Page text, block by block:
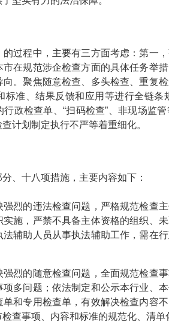
程中，主要有三方面考虑：第一，
在规范涉企检查方面的具体任务举
。聚焦随意检查、多头检查、重复
标准、结果反馈和应用等进行全链
行政检查单、“扫码检查”、非现场监
计划制定执行不严等着重细化。
十八项措施，主要内容如下：
的违法检查问题，严格规范检查主
施，严禁不具备主体资格的组织、
辅助人员从事执法辅助工作，需在
的随意检查问题，全面规范检查事
多问题；依法制定和公示本行业、
单和专用检查单，有效解决检查内容
查事项、内容和标准的规范化、清单